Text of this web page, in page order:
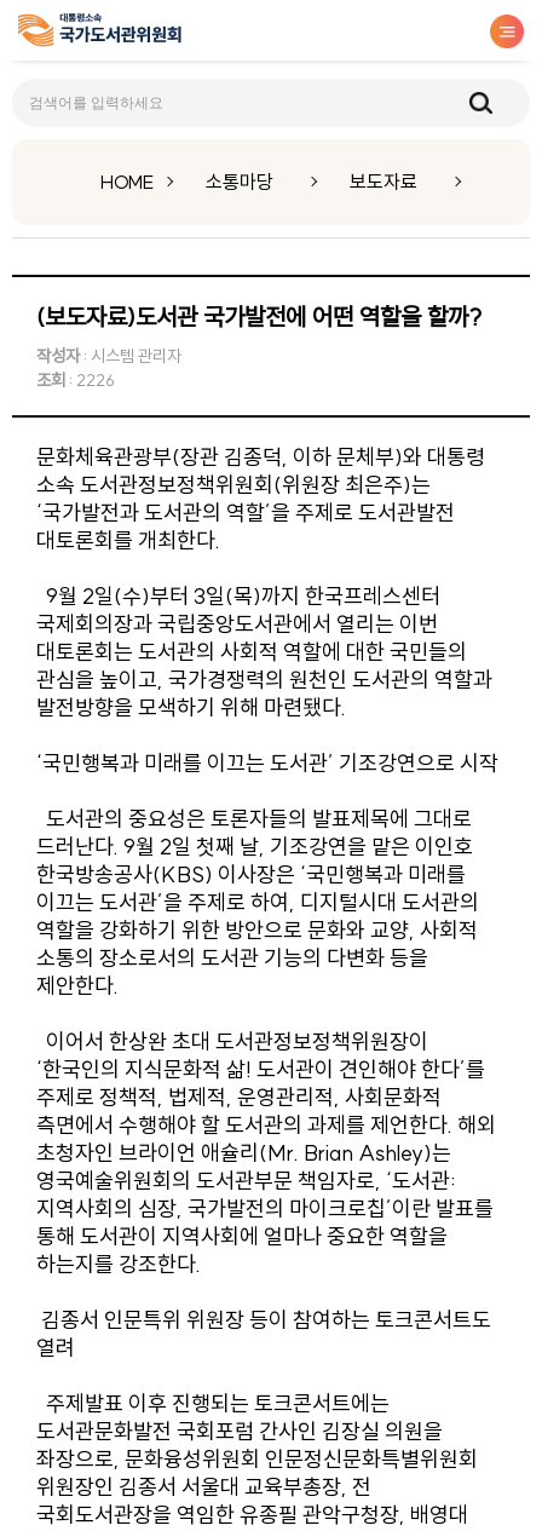
HOME 소통마당 보도자료
(보도자료)도서관 국가발전에 어떤 역할을 할까?
작성자: 시스템 관리자
조회 : 2226
문화체육관광부(장관 김종덕, 이하 문체부)와 대통령
소속 도서관정보정책위원회(위원장 최은주)는
‘국가발전과 도서관의 역할’을 주제로 도서관발전
대토론회를 개최한다.
9월 2일(수)부터 3일(목)까지 한국프레스센터
국제회의장과 국립중앙도서관에서 열리는 이번
대토론회는 도서관의 사회적 역할에 대한 국민들의
관심을 높이고, 국가경쟁력의 원천인 도서관의 역할과
발전방향을 모색하기 위해 마련됐다.
‘국민행복과 미래를 이끄는 도서관’ 기조강연으로 시작
도서관의 중요성은 토론자들의 발표제목에 그대로
드러난다. 9월 2일 첫째 날, 기조강연을 맡은 이인호
한국방송공사(KBS) 이사장은 ‘국민행복과 미래를
이끄는 도서관’을 주제로 하여, 디지털시대 도서관의
역할을 강화하기 위한 방안으로 문화와 교양, 사회적
소통의 장소로서의 도서관 기능의 다변화 등을
제안한다.
이어서 한상완 초대 도서관정보정책위원장이
‘한국인의 지식문화적 삶! 도서관이 견인해야 한다’를
주제로 정책적, 법제적, 운영관리적, 사회문화적
측면에서 수행해야 할 도서관의 과제를 제언한다. 해외
초청자인 브라이언 애슐리(Mr. Brian Ashley)는
영국예술위원회의 도서관부문 책임자로, ‘도서관:
지역사회의 심장, 국가발전의 마이크로칩’이란 발표를
통해 도서관이 지역사회에 얼마나 중요한 역할을
하는지를 강조한다.
김종서 인문특위 위원장 등이 참여하는 토크콘서트도
열려
주제발표 이후 진행되는 토크콘서트에는
도서관문화발전 국회포럼 간사인 김장실 의원을
좌장으로, 문화융성위원회 인문정신문화특별위원회
위원장인 김종서 서울대 교육부총장, 전
국회도서관장을 역임한 유종필 관악구청장, 배영대